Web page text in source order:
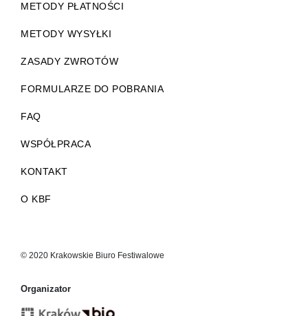
METODY PŁATNOŚCI
METODY WYSYŁKI
ZASADY ZWROTÓW
FORMULARZE DO POBRANIA
FAQ
WSPÓŁPRACA
KONTAKT
O KBF
© 2020 Krakowskie Biuro Festiwalowe
Organizator